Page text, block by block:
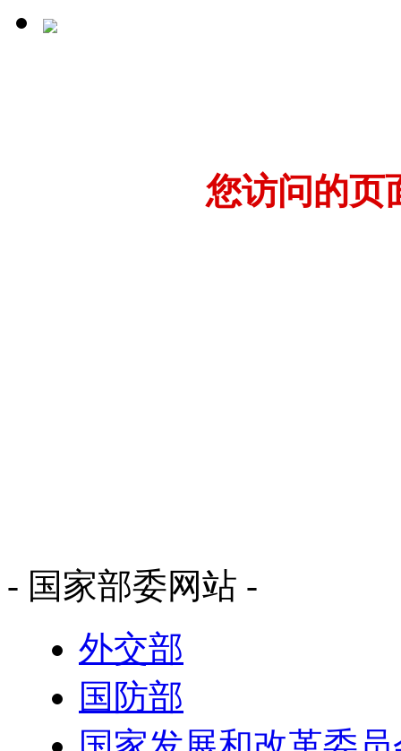
您访问的页
- 国家部委网站 -
外交部
国防部